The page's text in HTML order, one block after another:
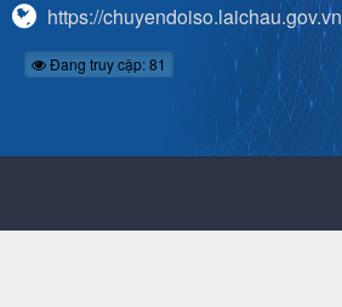
https://chuyendoiso.laichau.gov.vn
Đang truy cập: 81